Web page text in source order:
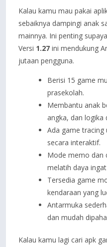
Kalau kamu mau pakai
sebaiknya dampingi anak
mainnya. Ini penting
Versi 1.27 ini mendukung
jutaan pengguna.
Berisi 15 game
prasekolah.
Membantu anak
angka, dan logika
Ada game
secara interaktif.
Mode memo dan
melatih daya
Tersedia game
kendaraan yang
Antarmuka
dan mudah
Kalau kamu lagi cari apk